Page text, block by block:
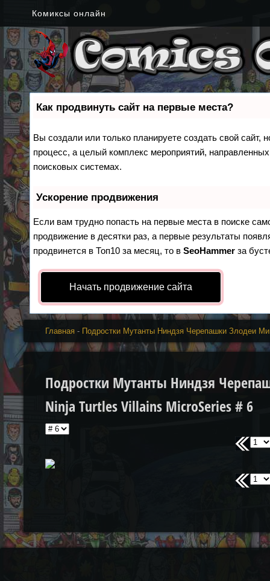
Комиксы онлайн
Как продвинуть сайт на первые места?
Вы создали или только планируете создать свой сайт,
процесс, а целый комплекс мероприятий,
поисковых системах.
Ускорение продвижения
Если вам трудно попасть на первые места в поиске
продвижение в десятки раз, а первые результаты
продвинется в Топ10 за месяц, то вSeoHammer за
Начать продвижение сайта
Главная - Подростки Мутанты Ниндзя Черепашки Злодеи
Подростки Мутанты Ниндзя
Ninja Turtles Villains MicroSeries # 6